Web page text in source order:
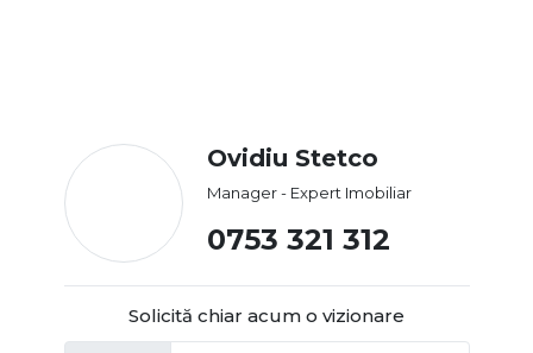
Ovidiu Stetco
Manager - Expert Imobiliar
0753 321 312
Solicită chiar acum o vizionare